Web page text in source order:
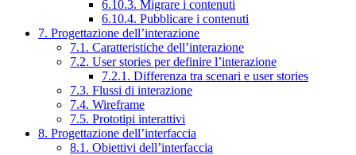
6.10.3. Migrare i contenuti
6.10.4. Pubblicare i contenuti
7. Progettazione dell’interazione
7.1. Caratteristiche dell’interazione
7.2. User stories per definire l’interazione
7.2.1. Differenza tra scenari e user stories
7.3. Flussi di interazione
7.4. Wireframe
7.5. Prototipi interattivi
8. Progettazione dell’interfaccia
8.1. Obiettivi dell’interfaccia